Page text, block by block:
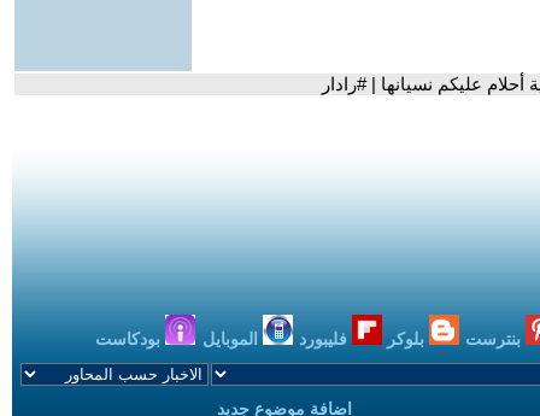
عليكم نسيانها | #رادار
بنترست بلوكر فليبورد الموبايل بودكاست
اضافة موضوع جديد